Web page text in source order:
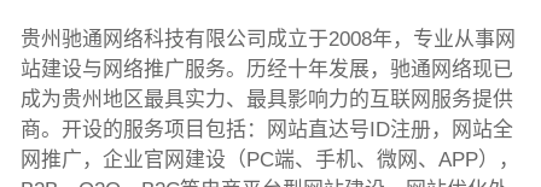
贵州驰通网络科技有限公司成立于2008年，专业从事网
站建设与网络推广服务。历经十年发展，驰通网络现已
成为贵州地区最具实力、最具影响力的互联网服务提供
商。开设的服务项目包括：网站直达号ID注册，网站全
网推广，企业官网建设（PC端、手机、微网、APP），